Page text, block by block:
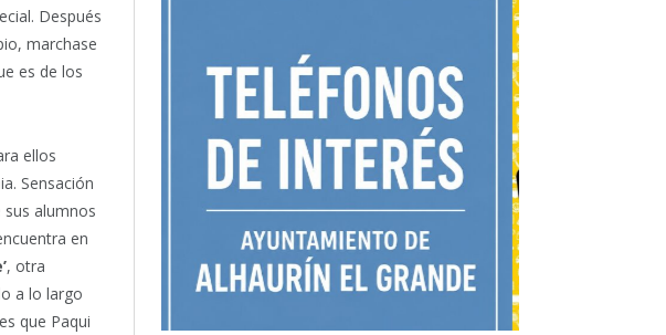
Después
marchase
es de los
ellos
Sensación
alumnos
en
, otra
a lo largo
que Paqui